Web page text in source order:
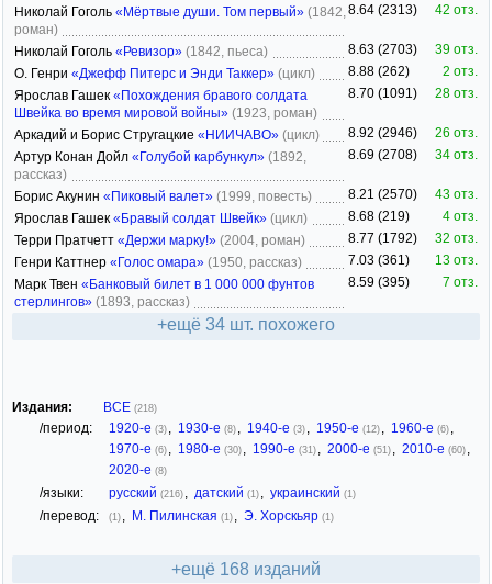
Николай Гоголь «Мёртвые души. Том первый» (1842,
роман)
8.64 (2313) 42 отз.
Николай Гоголь «Ревизор» (1842, пьеса) 8.63 (2703)
39 отз.
О. Генри «Джефф Питерс и Энди Таккер» (цикл) 8.88 (262)
2 отз.
Ярослав Гашек «Похождения бравого солдата
Швейка во время мировой войны» (1923, роман)
8.70 (1091) 28 отз.
Аркадий и Борис Стругацкие «НИИЧАВО» (цикл) 8.92 (2946)
26 отз.
Артур Конан Дойл «Голубой карбункул» (1892,
рассказ)
8.69 (2708) 34 отз.
Борис Акунин «Пиковый валет» (1999, повесть) 8.21 (2570)
43 отз.
Ярослав Гашек «Бравый солдат Швейк» (цикл) 8.68 (219)
4 отз.
Терри Пратчетт «Держи марку!» (2004, роман) 8.77 (1792)
32 отз.
Генри Каттнер «Голос омара» (1950, рассказ) 7.03 (361)
13 отз.
Марк Твен «Банковый билет в 1 000 000 фунтов
стерлингов» (1893, рассказ)
8.59 (395) 7 отз.
+ещё 34 шт. похожего
Издания: ВСЕ (218)
/период: 1920-е (3) , 1930-е (8) , 1940-е (3) , 1950-е (12) , 1960-е (6) ,
1970-е (6) , 1980-е (30) , 1990-е (31) , 2000-е (51) , 2010-е (60) ,
2020-е (8)
/языки: русский (216) , датский (1) , украинский (1)
/перевод: (1) , М. Пилинская (1) , Э. Хорскьяр (1)
+ещё 168 изданий